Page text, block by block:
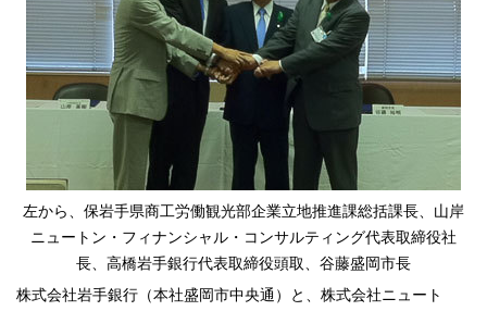
左から、保岩手県商工労働観光部企業立地推進課総括課長、山岸
ニュートン・フィナンシャル・コンサルティング代表取締役社
長、高橋岩手銀行代表取締役頭取、谷藤盛岡市長
株式会社岩手銀行（本社盛岡市中央通）と、株式会社ニュート